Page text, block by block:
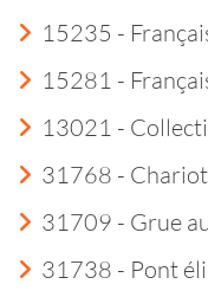
15235 -
15281 -
13021 -
31768 -
31709 - Grue
31738 - Pont